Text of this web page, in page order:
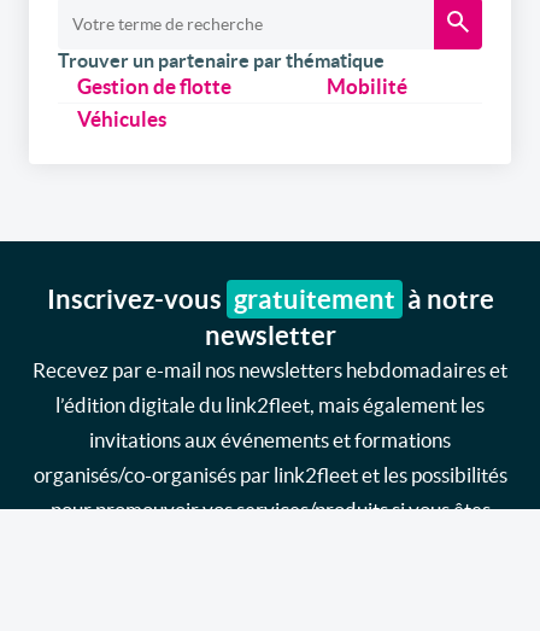
Trouver un partenaire par thématique
Gestion de flotte
Mobilité
Véhicules
Inscrivez-vous gratuitement à notre
newsletter
Recevez par e-mail nos newsletters hebdomadaires et
l’édition digitale du link2fleet, mais également les
invitations aux événements et formations
organisés/co-organisés par link2fleet et les possibilités
pour promouvoir vos services/produits si vous êtes